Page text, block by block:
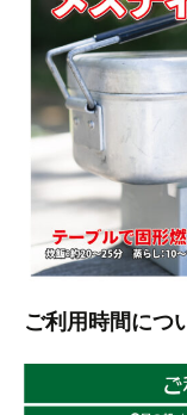
ご利用時間につ